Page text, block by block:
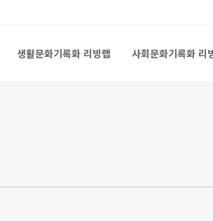
생활문화기록화 리빙랩 사회문화기록화 리